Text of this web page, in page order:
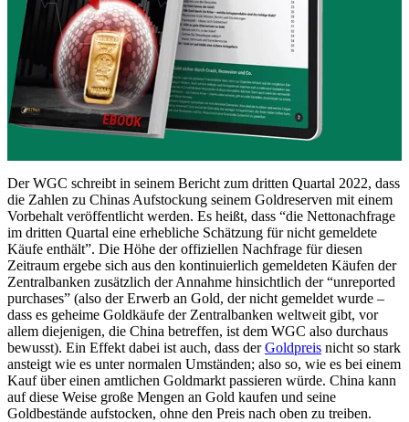
Der WGC schreibt in seinem Bericht zum dritten Quartal 2022, dass
die Zahlen zu Chinas Aufstockung seinem Goldreserven mit einem
Vorbehalt veröffentlicht werden. Es heißt, dass “die Nettonachfrage
im dritten Quartal eine erhebliche Schätzung für nicht gemeldete
Käufe enthält”. Die Höhe der offiziellen Nachfrage für diesen
Zeitraum ergebe sich aus den kontinuierlich gemeldeten Käufen der
Zentralbanken zusätzlich der Annahme hinsichtlich der “unreported
purchases” (also der Erwerb an Gold, der nicht gemeldet wurde –
dass es geheime Goldkäufe der Zentralbanken weltweit gibt, vor
allem diejenigen, die China betreffen, ist dem WGC also durchaus
bewusst). Ein Effekt dabei ist auch, dass derGoldpreis nicht so stark
ansteigt wie es unter normalen Umständen; also so, wie es bei einem
Kauf über einen amtlichen Goldmarkt passieren würde. China kann
auf diese Weise große Mengen an Gold kaufen und seine
Goldbestände aufstocken, ohne den Preis nach oben zu treiben.